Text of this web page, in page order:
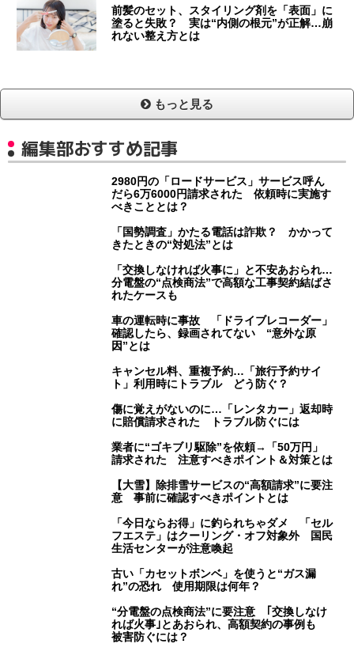
前髪のセット、スタイリング剤を「表面」に
塗ると失敗？ 実は“内側の根元”が正解…崩
れない整え方とは
もっと見る
編集部おすすめ記事
2980円の「ロードサービス」サービス呼ん
だら6万6000円請求された 依頼時に実施す
べきこととは？
「国勢調査」かたる電話は詐欺？ かかって
きたときの“対処法”とは
「交換しなければ火事に」と不安あおられ…
分電盤の“点検商法”で高額な工事契約結ばさ
れたケースも
車の運転時に事故 「ドライブレコーダー」
確認したら、録画されてない “意外な原
因”とは
キャンセル料、重複予約…「旅行予約サイ
ト」利用時にトラブル どう防ぐ？
傷に覚えがないのに…「レンタカー」返却時
に賠償請求された トラブル防ぐには
業者に“ゴキブリ駆除”を依頼→「50万円」
請求された 注意すべきポイント＆対策とは
【大雪】除排雪サービスの“高額請求”に要注
意 事前に確認すべきポイントとは
「今日ならお得」に釣られちゃダメ 「セル
フエステ」はクーリング・オフ対象外 国民
生活センターが注意喚起
古い「カセットボンベ」を使うと“ガス漏
れ”の恐れ 使用期限は何年？
“分電盤の点検商法”に要注意 ｢交換しなけ
れば火事｣とあおられ、高額契約の事例も
被害防ぐには？